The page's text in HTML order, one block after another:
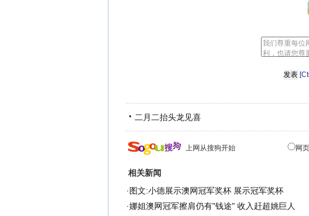
二月二抬头龙见喜
上网从搜狗开始 网页
相关新闻
· 图文:小德展示澳网冠军奖杯 展示冠军奖杯
·娜姐澳网冠军擦肩仍有"钱途" 收入赶超姚巨人